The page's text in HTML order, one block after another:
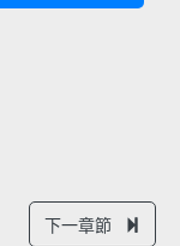
下一章節